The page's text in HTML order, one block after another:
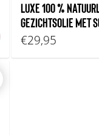
LUXE 100 %
GEZICHTSOLIE MET
€29,95